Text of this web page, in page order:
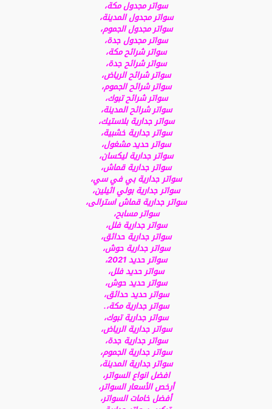
سواتر مجدول مكة،
سواتر مجدول المدينة،
سواتر مجدول الجموم،
سواتر مجدول جدة،
سواتر شرائح مكة،
سواتر شرائح جدة،
سواتر شرائح الرياض،
سواتر شرائح الجموم،
سواتر شرائح تبوك،
سواتر شرائح المدينة،
سواتر جدارية بلاستيك،
سواتر جدارية خشبية،
سواتر حديد مشغول،
سواتر جدارية ليكسان،
سواتر جدارية قماش،
سواتر جدارية بي في سي،
سواتر جدارية بولي اثيلين،
سواتر جدارية قماش استرالى،
سواتر مسابح،
سواتر جدارية فلل،
سواتر جدارية حدائق،
سواتر جدارية حوش،
سواتر حديد 2021،
سواتر حديد فلل،
سواتر حديد حوش،
سواتر حديد حدائق،
سواتر جدارية مكة،.
سواتر جدارية تبوك،
سواتر جدارية الرياض،
سواتر جدارية جدة،
سواتر جدارية الجموم،
سواتر جدارية المدينة،
افضل انواع السواتر،
أرخص الأسعار السواتر،
أفضل خامات السواتر،